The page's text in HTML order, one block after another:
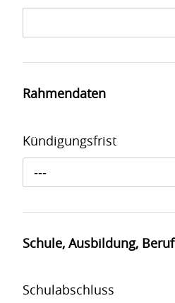
Rahmendaten
Kündigungsfrist
---
Schule, Ausbildung, Beruf
Schulabschluss